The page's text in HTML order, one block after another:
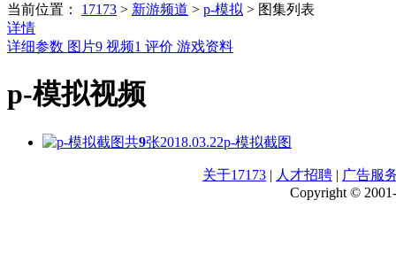
当前位置： 17173 > 新游频道 > p-模拟 > 图集列表
详情
详细参数 图片9 视频1 评价 游戏资料
p-模拟视频
共9张2018.03.22p-模拟截图
关于17173 | 人才招聘 | 广告服
Copyright ©